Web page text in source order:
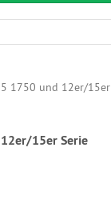
15er Serie